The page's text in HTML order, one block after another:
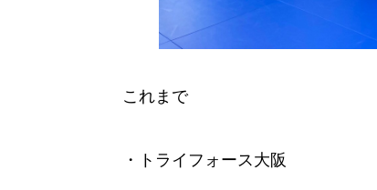
これまで
・トライフォース大阪